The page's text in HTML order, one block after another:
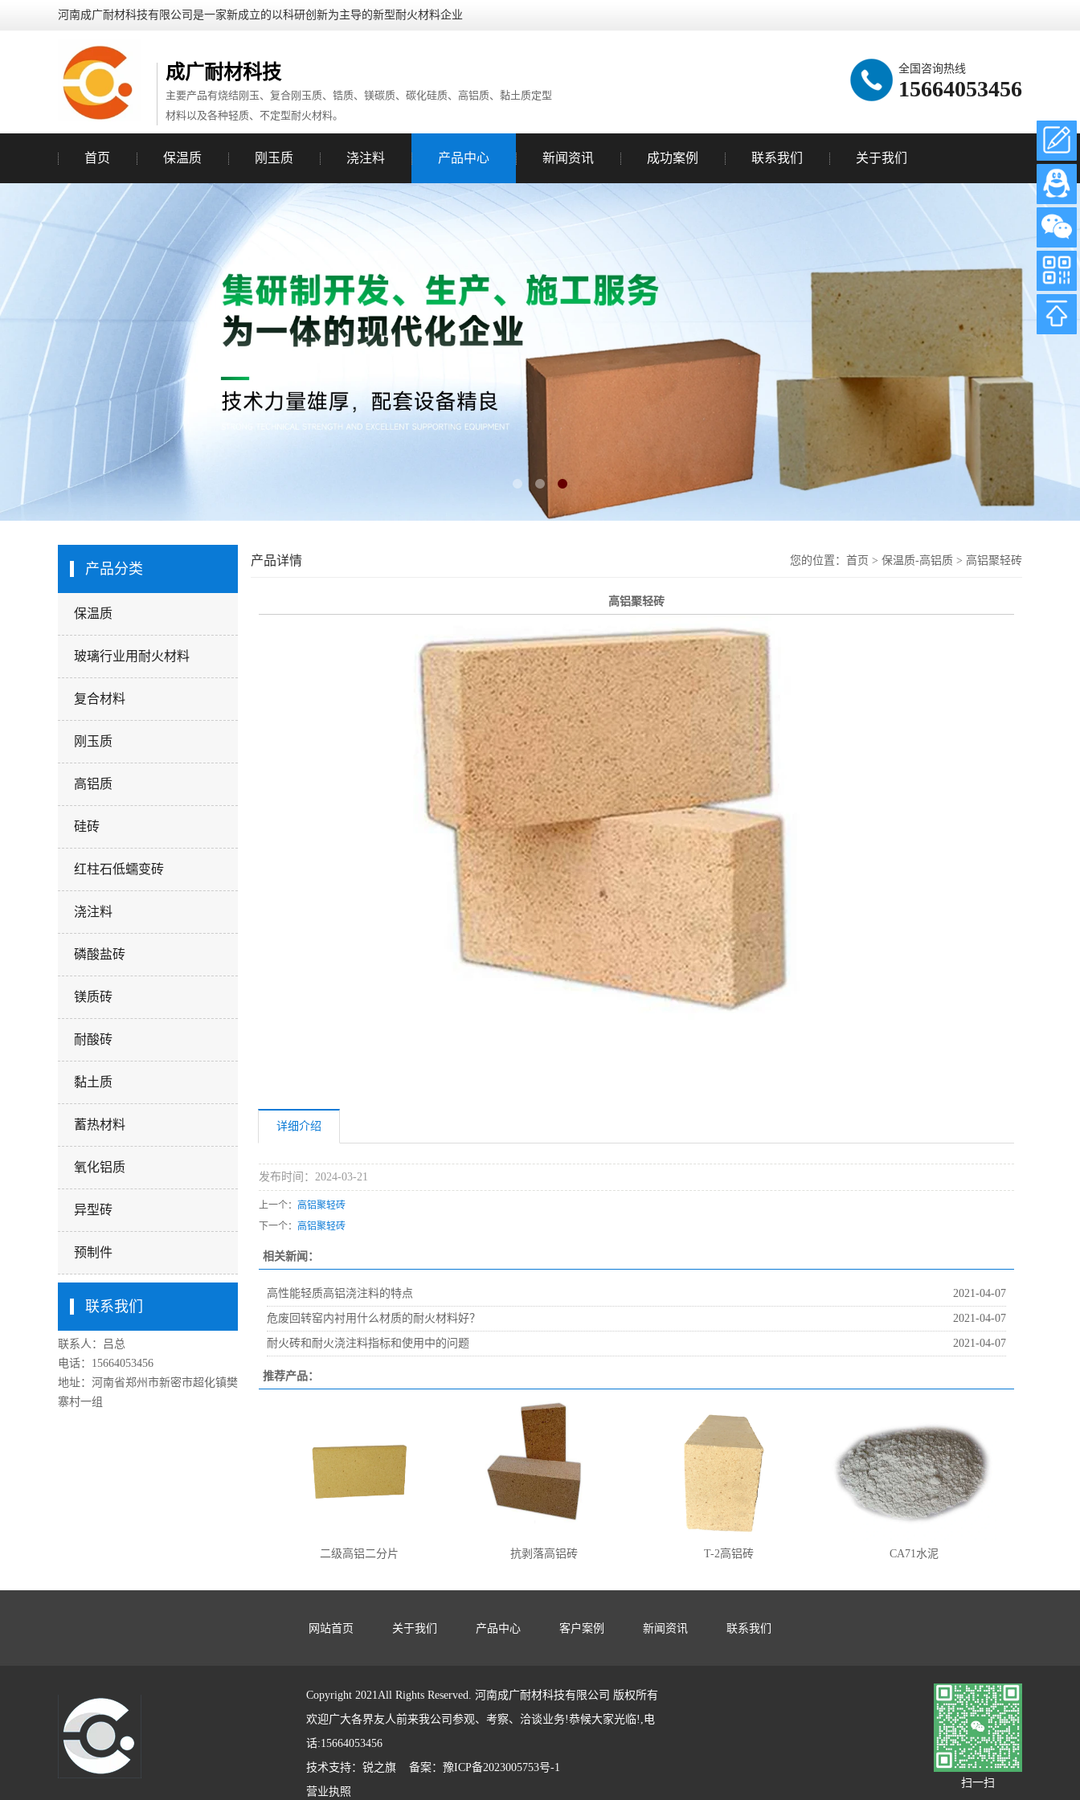
河南成广耐材科技有限公司​是一家新成立的以科研创新为主导的新型耐火材料企业
成广耐材科技
主要产品有烧结刚玉、复合刚玉质、锆质、镁碳质、碳化硅质、高铝质、黏土质定型
材料以及各种轻质、不定型耐火材料。
全国咨询热线
15664053456
首页 保温质 刚玉质 浇注料 产品中心 新闻资讯 成功案例 联系我们 关于我们
产品分类
保温质
玻璃行业用耐火材料
复合材料
刚玉质
高铝质
硅砖
红柱石低蠕变砖
浇注料
磷酸盐砖
镁质砖
耐酸砖
黏土质
蓄热材料
氧化铝质
异型砖
预制件
联系我们
联系人：吕总
电话：15664053456
地址：河南省郑州市新密市超化镇樊
寨村一组
产品详情 您的位置： 首页 > 保温质-高铝质 > 高铝聚轻砖
高铝聚轻砖
详细介绍
发布时间：2024-03-21
上一个： 高铝聚轻砖
下一个： 高铝聚轻砖
相关新闻：
高性能轻质高铝浇注料的特点 2021-04-07
危废回转窑内衬用什么材质的耐火材料好？ 2021-04-07
耐火砖和耐火浇注料指标和使用中的问题 2021-04-07
推荐产品：
二级高铝二分片 抗剥落高铝砖 T-2高铝砖 CA71水泥
网站首页 关于我们 产品中心 客户案例 新闻资讯 联系我们
Copyright 2021All Rights Reserved. 河南成广耐材科技有限公司​ 版权所有
欢迎广大各界友人前来我公司参观、考察、洽谈业务!恭候大家光临!,电
话:15664053456
技术支持： 锐之旗 备案： 豫ICP备2023005753号-1
营业执照
扫一扫